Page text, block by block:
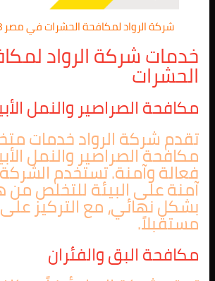
شركة الرواد لمكافحة الحشرات في مصر 01025257948
خدمات شركة الرواد
الحشرات
مكافحة الصراصير والنمل
تقدم شركة الرواد خدمات
مكافحة الصراصير والنمل
فعالة وآمنة. تستخدم
آمنة على البيئة للتخلص من
بشكل نهائي، مع التركيز
مستقبلاً.
مكافحة البق والفئران